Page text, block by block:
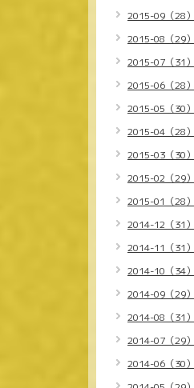
2015-09（28）
2015-08（29）
2015-07（31）
2015-06（28）
2015-05（30）
2015-04（28）
2015-03（30）
2015-02（29）
2015-01（28）
2014-12（31）
2014-11（31）
2014-10（34）
2014-09（29）
2014-08（31）
2014-07（29）
2014-06（30）